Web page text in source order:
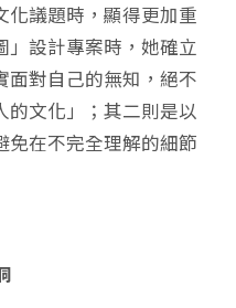
化議題時，顯得更加重
」設計專案時，她確立
面對自己的無知，絕不
的文化」；其二則是以
免在不完全理解的細節